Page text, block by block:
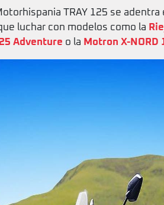
TRAY 125 se
luchar con modelos como la
Adventure o la Motron X-NORD